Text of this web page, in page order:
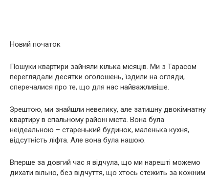
Новий початок
Пошуки квартири зайняли кілька місяців. Ми з Тарасом
переглядали десятки оголошень, їздили на огляди,
сперечалися про те, що для нас найважливіше.
Зрештою, ми знайшли невелику, але затишну двокімнатну
квартиру в спальному районі міста. Вона була
неідеальною – старенький будинок, маленька кухня,
відсутність ліфта. Але вона була нашою.
Вперше за довгий час я відчула, що ми нарешті можемо
дихати вільно, без відчуття, що хтось стежить за кожним